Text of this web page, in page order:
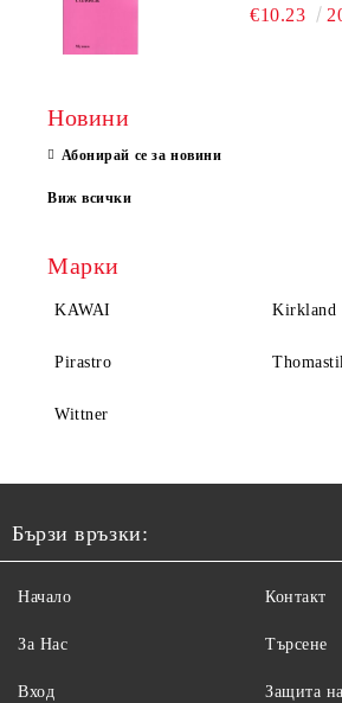
€10.23
Новини
Абонирай се за новини
Виж всички
Марки
KAWAI Kirkland
Pirastro
Wittner
Бързи връзки:
Начало
За Нас
Вход
Контакт
Търсене
Защита